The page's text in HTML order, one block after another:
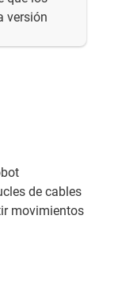
versión
de cables
movimientos